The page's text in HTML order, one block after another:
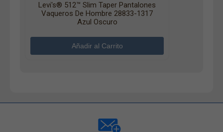
Levi's® 512™ Slim Taper Pantalones
Vaqueros De Hombre 28833-1317
Azul Oscuro